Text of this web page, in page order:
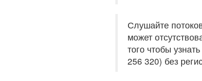
Слушайте
может
того чтобы
256 320) без